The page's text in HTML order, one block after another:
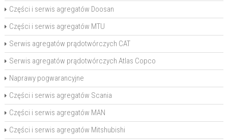
Części i serwis agregatów Doosan
Części i serwis agregatów MTU
Serwis agregatów prądotwórczych CAT
Serwis agregatów prądotwórczych Atlas Copco
Naprawy pogwarancyjne
Części i serwis agregatów Scania
Części i serwis agregatów MAN
Części i serwis agregatów Mitshubishi